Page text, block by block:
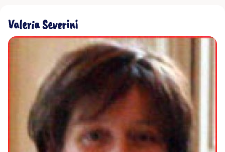
Nossa rede
Nossa comunidade
Valeria Severini